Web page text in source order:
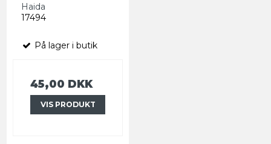
Haida
17494
På lager i butik
45,00 DKK
VIS PRODUKT